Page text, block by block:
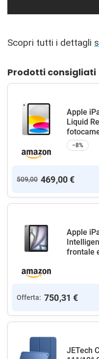
Scopri tutti i dettagli
Prodotti consigliati
Apple
Liquid
−8%
509,00 469,00 €
Apple
frontale
Offerta: 750,31 €
JETech